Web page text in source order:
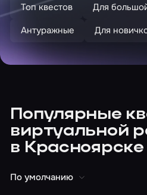
Топ квестов
Для
Антуражные
Для
Популярные
виртуальной
в Красноярске
По умолчанию